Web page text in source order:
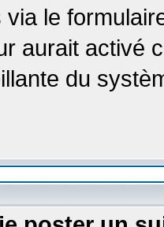
via le
aurait activé
du